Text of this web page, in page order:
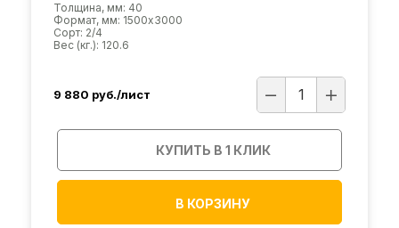
Толщина, мм: 40
Формат, мм: 1500х3000
Сорт: 2/4
Вес (кг.): 120.6
9 880 руб./лист
КУПИТЬ В 1 КЛИК
В КОРЗИНУ